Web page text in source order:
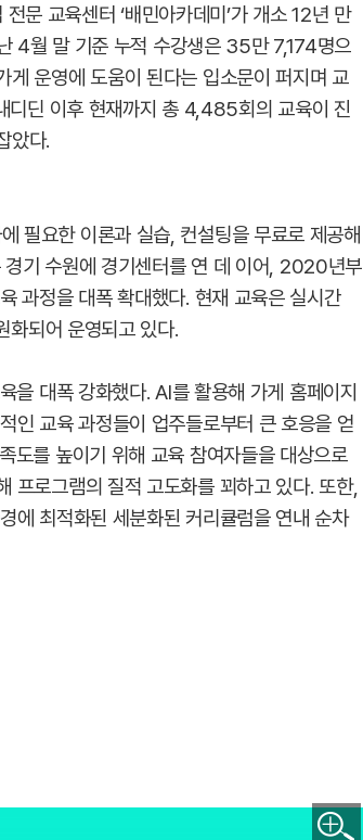
문 교육센터 ‘배민아카데미’가 개소 12년 만
4월 말 기준 누적 수강생은 35만 7,174명으
게 운영에 도움이 된다는 입소문이 퍼지며 교
디딘 이후 현재까지 총 4,485회의 교육이 진
았다.
필요한 이론과 실습, 컨설팅을 무료로 제공해
기 수원에 경기센터를 연 데 이어, 2020년부
과정을 대폭 확대했다. 현재 교육은 실시간
화되어 운영되고 있다.
을 대폭 강화했다. AI를 활용해 가게 홈페이지
인 교육 과정들이 업주들로부터 큰 호응을 얻
도를 높이기 위해 교육 참여자들을 대상으로
프로그램의 질적 고도화를 꾀하고 있다. 또한,
에 최적화된 세분화된 커리큘럼을 연내 순차
이미지 확대보기